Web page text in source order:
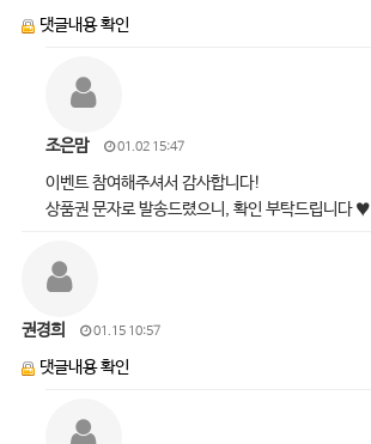
댓글내용 확인
조은맘 01.02 15:47
이벤트 참여해주셔서 감사합니다!
상품권 문자로 발송드렸으니, 확인 부탁드립니다 ♥
권경희 01.15 10:57
댓글내용 확인